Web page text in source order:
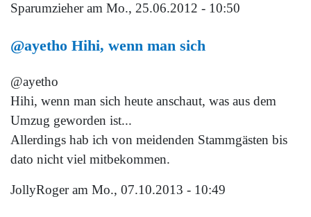
Sparumzieheram Mo., 25.06.2012 - 10:50
@ayetho Hihi, wenn man sich
@ayetho
Hihi, wenn man sich heute anschaut, was aus dem
Umzug geworden ist...
Allerdings hab ich von meidenden Stammgästen bis
dato nicht viel mitbekommen.
JollyRogeram Mo., 07.10.2013 - 10:49